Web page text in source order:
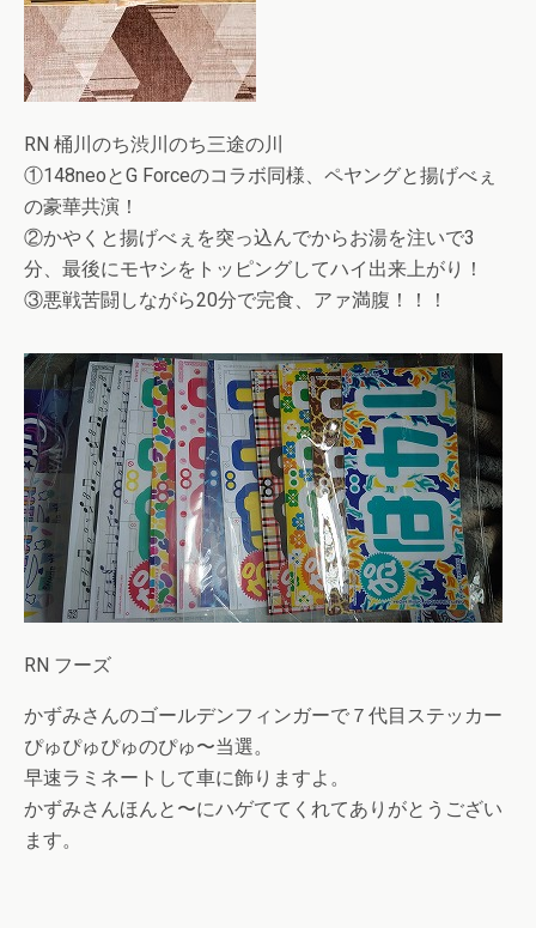
RN 桶川のち渋川のち三途の川
①148neoとG Forceのコラボ同様、ペヤングと揚げべぇ
の豪華共演！
②かやくと揚げべぇを突っ込んでからお湯を注いで3
分、最後にモヤシをトッピングしてハイ出来上がり！
③悪戦苦闘しながら20分で完食、アァ満腹！！！
RN フーズ
かずみさんのゴールデンフィンガーで７代目ステッカー
ぴゅぴゅぴゅのぴゅ〜当選。
早速ラミネートして車に飾りますよ。
かずみさんほんと〜にハゲててくれてありがとうござい
ます。